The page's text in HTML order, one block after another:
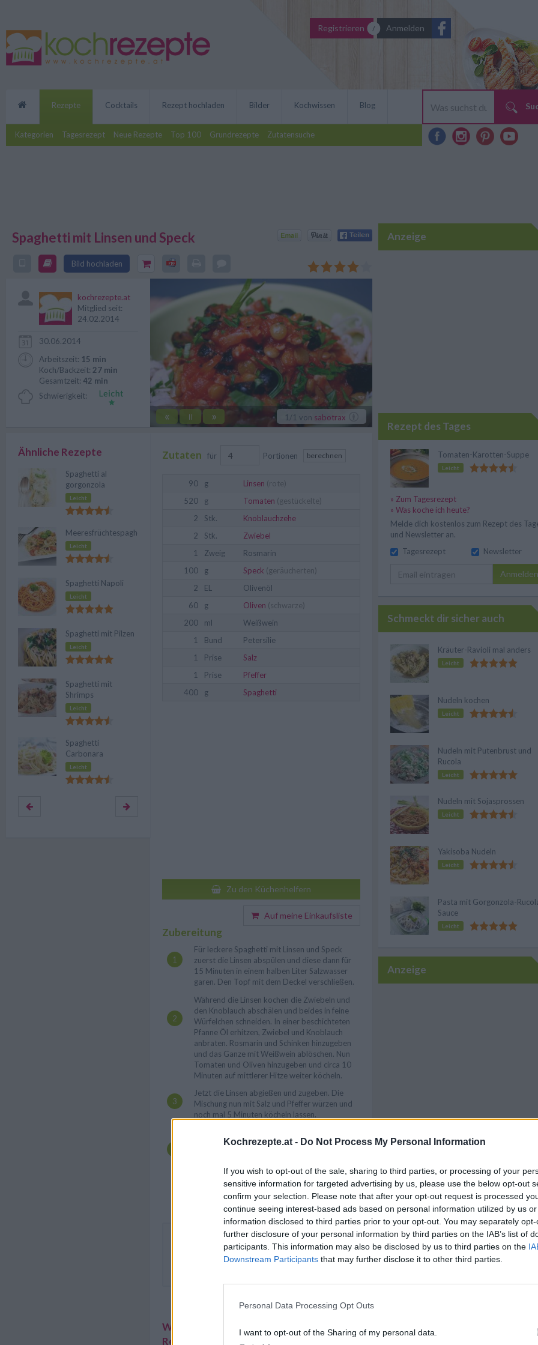
Kochrezepte.at - Do Not Process My Personal Information
If you wish to opt-out of the sale, sharing to third parties, or processing of your
sensitive information for targeted advertising by us, please use the below opt-out
confirm your selection. Please note that after your opt-out request is processed
continue seeing interest-based ads based on personal information utilized by us
information disclosed to third parties prior to your opt-out. You may separately
further disclosure of your personal information by third parties on the IAB’s list of
participants. This information may also be disclosed by us to third parties on the
Downstream Participants that may further disclose it to other third parties.
Personal Data Processing Opt Outs
I want to opt-out of the Sharing of my personal data.
Registrieren Anmelden
Rezepte
Kategorien Tagesrezept Neue Rezepte Top 100 Grundrezepte Zutatensuche
Cocktails Rezept hochladen Bilder Kochwissen Blog
Spaghetti mit Linsen und Speck
Bild hochladen
Ein tolles Nudel Rezept für Spaghetti mit Linsen und Speck.
Die beliebten italienischen Nudeln einfach mal anders.
« || » 1/1 von sabotrax
kochrezepte.at
Mitglied seit:
24.02.2014
30.06.2014
Arbeitszeit: 15 min
Koch/Backzeit: 27 min
Gesamtzeit: 42 min
Schwierigkeit:
Zutaten für Portionen berechnen
90 g Linsen (rote)
520
g Tomaten (gestückelte)
2
Stk.
Knoblauchzehe
2
Stk.
Zwiebel
1
Zweig
Rosmarin
100
g Speck (geräucherten)
2
EL
Olivenöl
60
g Oliven (schwarze)
200
ml
Weißwein
1
Bund
Petersilie
1
Prise
Salz
1
Prise
Pfeffer
400
g Spaghetti
Zu den Küchenhelfern
Auf meine Einkaufsliste
Zubereitung
Für leckere Spaghetti mit Linsen und Speck
zuerst die Linsen abspülen und diese dann für
15 Minuten in einem halben Liter Salzwasser
garen. Den Topf mit dem Deckel verschließen.
Während die Linsen kochen die Zwiebeln und
den Knoblauch abschälen und beides in feine
Würfelchen schneiden. In einer beschichteten
Pfanne Öl erhitzen, Zwiebel und Knoblauch
anbraten. Rosmarin und Schinken hinzugeben
und das Ganze mit Weißwein ablöschen. Nun
Tomaten und Oliven hinzugeben und circa 10
Minuten auf mittlerer Hitze weiter köcheln.
Jetzt die Linsen abgießen und zugeben. Die
Mischung nun mit Salz und Pfeffer würzen und
noch mal 5 Minuten köcheln lassen.
Packungsanweisung bissfest kochen, abgießen,
vermengen. Die Petersilie abwaschen,
abschütteln und fein hacken. Diese darüber
streuen und sofort servieren.
Zu Spaghetti mit Linsen und Speck passen auch
frisch geriebener Parmesankäse und frischer
Blattsalat. Wenn man keinen Speck zur Hand hat,
Weitere interessante
Rezeptsammlungen
Ähnliche Rezepte
Spaghetti al
gorgonzola
Leicht
Meeresfrüchtespaghetti
Leicht
Spaghetti Napoli
Leicht
Spaghetti mit Pilzen
Leicht
Spaghetti mit
Shrimps
Leicht
Spaghetti
Carbonara
Leicht
Anzeige
Rezept des Tages
Tomaten-Karotten-Suppe
Leicht
» Zum Tagesrezept
» Was koche ich heute?
Melde dich kostenlos zum Rezept des
und Newsletter an.
Tagesrezept
Newsletter
Anmelden
Schmeckt dir sicher auch
Kräuter-Ravioli mal anders
Leicht
Nudeln kochen
Leicht
Nudeln mit Putenbrust und
Rucola
Leicht
Nudeln mit Sojasprossen
Leicht
Yakisoba Nudeln
Leicht
Pasta mit Gorgonzola-
Sauce
Leicht
Anzeige
Artikelempfehlung